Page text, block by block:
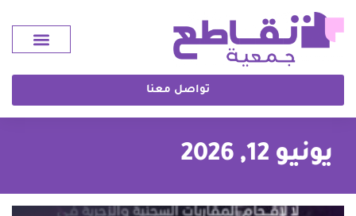
تواصل معنا
يونيو 12, 2026